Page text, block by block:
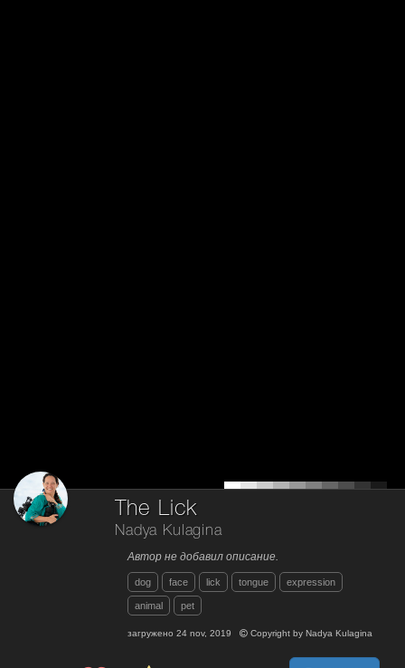
The Lick
Nadya Kulagina
Автор не добавил описание.
dog face lick tongue expression
animal pet
загружено 24 nov, 2019 Copyright by Nadya Kulagina